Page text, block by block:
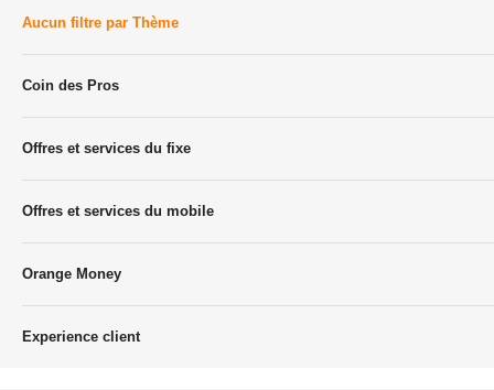
Aucun filtre par Thème
Coin des Pros
Offres et services du fixe
Offres et services du mobile
Orange Money
Experience client